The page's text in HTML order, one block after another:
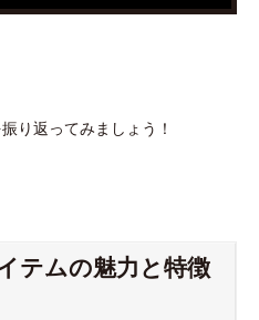
り返ってみましょう！
テムの魅力と特徴